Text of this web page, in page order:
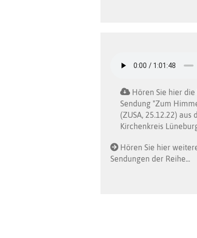
Hören Sie hier
Sendung "Zum
(ZUSA, 25.12.22) aus
Kirchenkreis
Hören Sie hier
Sendungen der Reihe...